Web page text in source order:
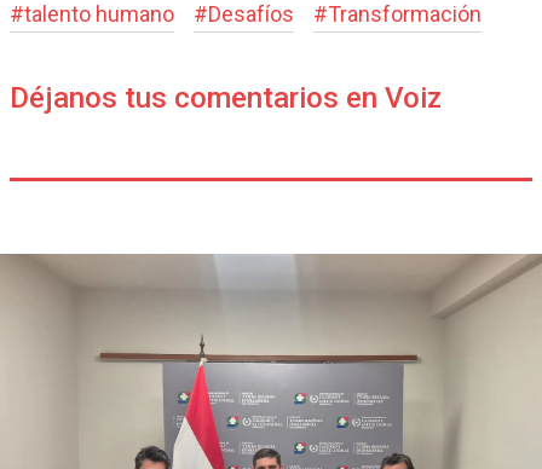
#talento humano #Desafíos #Transformación
Déjanos tus comentarios en Voiz